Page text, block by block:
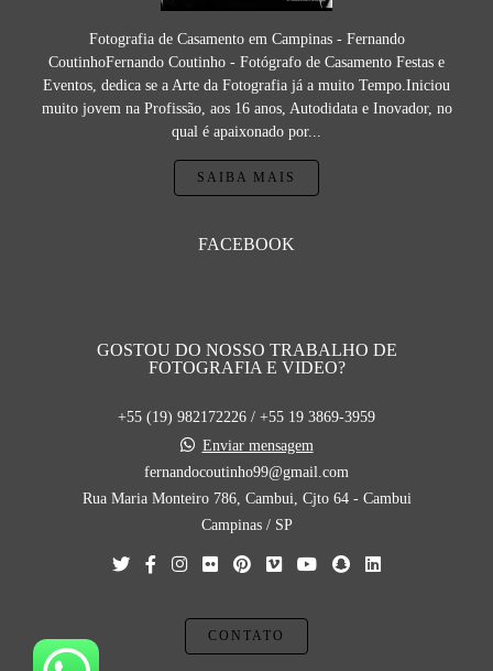
Fotografia de Casamento em Campinas - Fernando
CoutinhoFernando Coutinho - Fotógrafo de Casamento Festas e
Eventos, dedica se a Arte da Fotografia já a muito Tempo.Iniciou
muito jovem na Profissão, aos 16 anos, Autodidata e Inovador, no
qual é apaixonado por...
SAIBA MAIS
FACEBOOK
GOSTOU DO NOSSO TRABALHO DE
FOTOGRAFIA E VIDEO?
+55 (19) 982172226 / +55 19 3869-3959
Enviar mensagem
fernandocoutinho99@gmail.com
Rua Maria Monteiro 786, Cambui, Cjto 64 - Cambui
Campinas / SP
CONTATO